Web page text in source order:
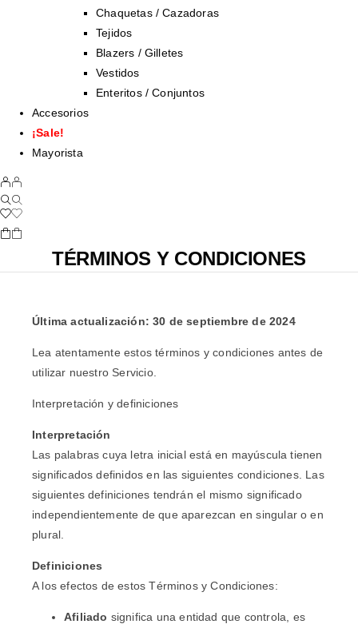
Chaquetas / Cazadoras
Tejidos
Blazers / Gilletes
Vestidos
Enteritos / Conjuntos
Accesorios
¡Sale!
Mayorista
TÉRMINOS Y CONDICIONES
Última actualización: 30 de septiembre de 2024
Lea atentamente estos términos y condiciones antes de
utilizar nuestro Servicio.
Interpretación y definiciones
Interpretación
Las palabras cuya letra inicial está en mayúscula tienen
significados definidos en las siguientes condiciones. Las
siguientes definiciones tendrán el mismo significado
independientemente de que aparezcan en singular o en
plural.
Definiciones
A los efectos de estos Términos y Condiciones:
Afiliado significa una entidad que controla, es